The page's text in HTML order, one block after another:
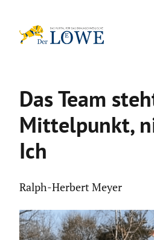
Inhalt
Das Team
Mittel­punkt,
Ich
Ralph-Herbert Meyer